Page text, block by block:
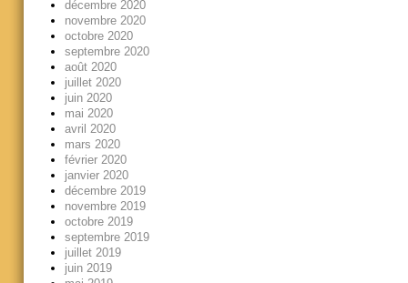
décembre 2020
novembre 2020
octobre 2020
septembre 2020
août 2020
juillet 2020
juin 2020
mai 2020
avril 2020
mars 2020
février 2020
janvier 2020
décembre 2019
novembre 2019
octobre 2019
septembre 2019
juillet 2019
juin 2019